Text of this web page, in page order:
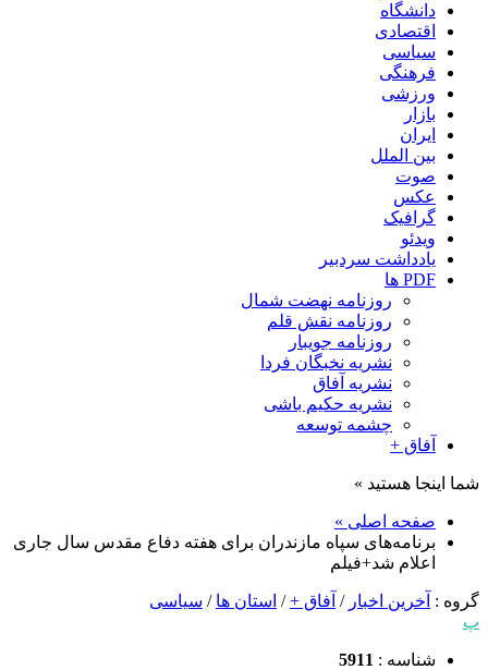
دانشگاه
اقتصادی
سیاسی
فرهنگی
ورزشی
بازار
ایران
بین الملل
صوت
عکس
گرافیک
ویدئو
یادداشت سردبیر
PDF ها
روزنامه نهضت شمال
روزنامه نقش قلم
روزنامه جویبار
نشریه نخبگان فردا
نشریه آفاق
نشریه حکیم باشی
چشمه توسعه
آفاق +
شما اینجا هستید »
صفحه اصلی »
برنامه‌های سپاه مازندران برای هفته دفاع مقدس سال جاری
اعلام شد+فیلم
گروه : آخرین اخبار / آفاق +/ استان ها / سیاسی
پ
شناسه : 5911